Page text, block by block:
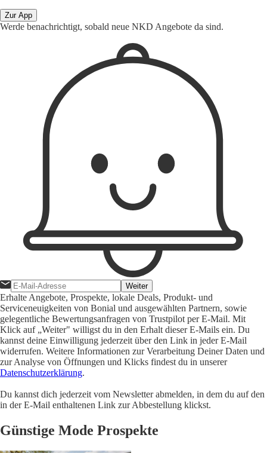
Zur App
Werde benachrichtigt, sobald neue NKD Angebote da sind.
Weiter
Erhalte Angebote, Prospekte, lokale Deals, Produkt- und
Serviceneuigkeiten von Bonial und ausgewählten Partnern, sowie
gelegentliche Bewertungsanfragen von Trustpilot per E-Mail. Mit
Klick auf „Weiter" willigst du in den Erhalt dieser E-Mails ein. Du
kannst deine Einwilligung jederzeit über den Link in jeder E-Mail
widerrufen. Weitere Informationen zur Verarbeitung Deiner Daten und
zur Analyse von Öffnungen und Klicks findest du in unserer
Datenschutzerklärung.
Du kannst dich jederzeit vom Newsletter abmelden, in dem du auf den
in der E-Mail enthaltenen Link zur Abbestellung klickst.
Günstige Mode Prospekte